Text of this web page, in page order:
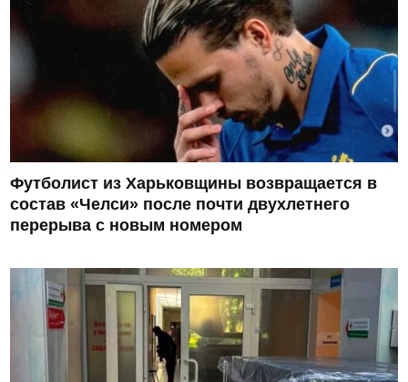
Футболист из Харьковщины возвращается в
состав «Челси» после почти двухлетнего
перерыва с новым номером